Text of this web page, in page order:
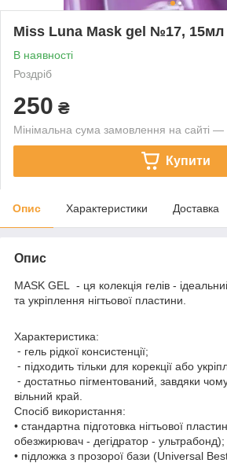
Miss Luna Mask gel №17, 15мл
В наявності
Роздріб
250 ₴
Мінімальна сума замовлення на сайті
Купити
Опис Характеристики Доставка
Опис
MASK GEL - ця колекція гелів -
та укріплення нігтьової пластини.
Характеристика:
⁃ гель рідкої консистенції;
⁃ підходить тільки для корекції або
⁃ достатньо пігментований, завдяки
вільний край.
Спосіб використання:
• стандартна підготовка нігтьової
обезжирювач - дегідратор - ультрабонд);
• підложка з прозорої бази (Universal